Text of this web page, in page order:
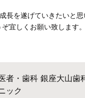
長を遂げていきたいと
宜しくお願い致します。
者・歯科 銀座大山歯
ック